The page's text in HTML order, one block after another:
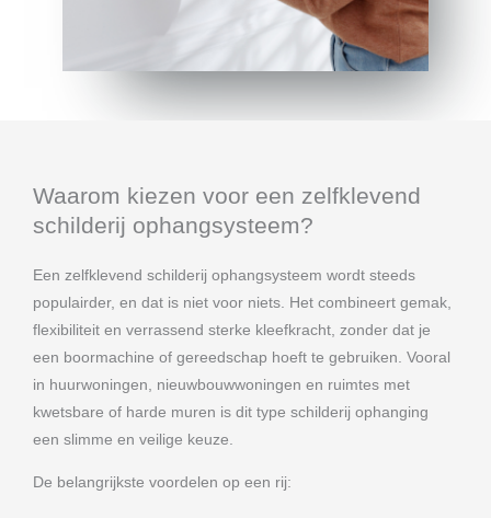
Waarom kiezen voor een zelfklevend
schilderij ophangsysteem?
Een zelfklevend schilderij ophangsysteem wordt steeds
populairder, en dat is niet voor niets. Het combineert gemak,
flexibiliteit en verrassend sterke kleefkracht, zonder dat je
een boormachine of gereedschap hoeft te gebruiken. Vooral
in huurwoningen, nieuwbouwwoningen en ruimtes met
kwetsbare of harde muren is dit type schilderij ophanging
een slimme en veilige keuze.
De belangrijkste voordelen op een rij: